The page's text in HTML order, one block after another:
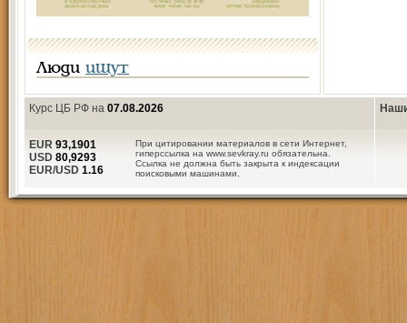
Люди ищут
Курс ЦБ РФ на 07.08.2026
При цитировании материалов в сети Интернет,
гиперссылка на www.sevkray.ru обязательна.
Ссылка не должна быть закрыта к индексации
поисковыми машинами.
EUR 93,1901
USD 80,9293
EUR/USD 1.16